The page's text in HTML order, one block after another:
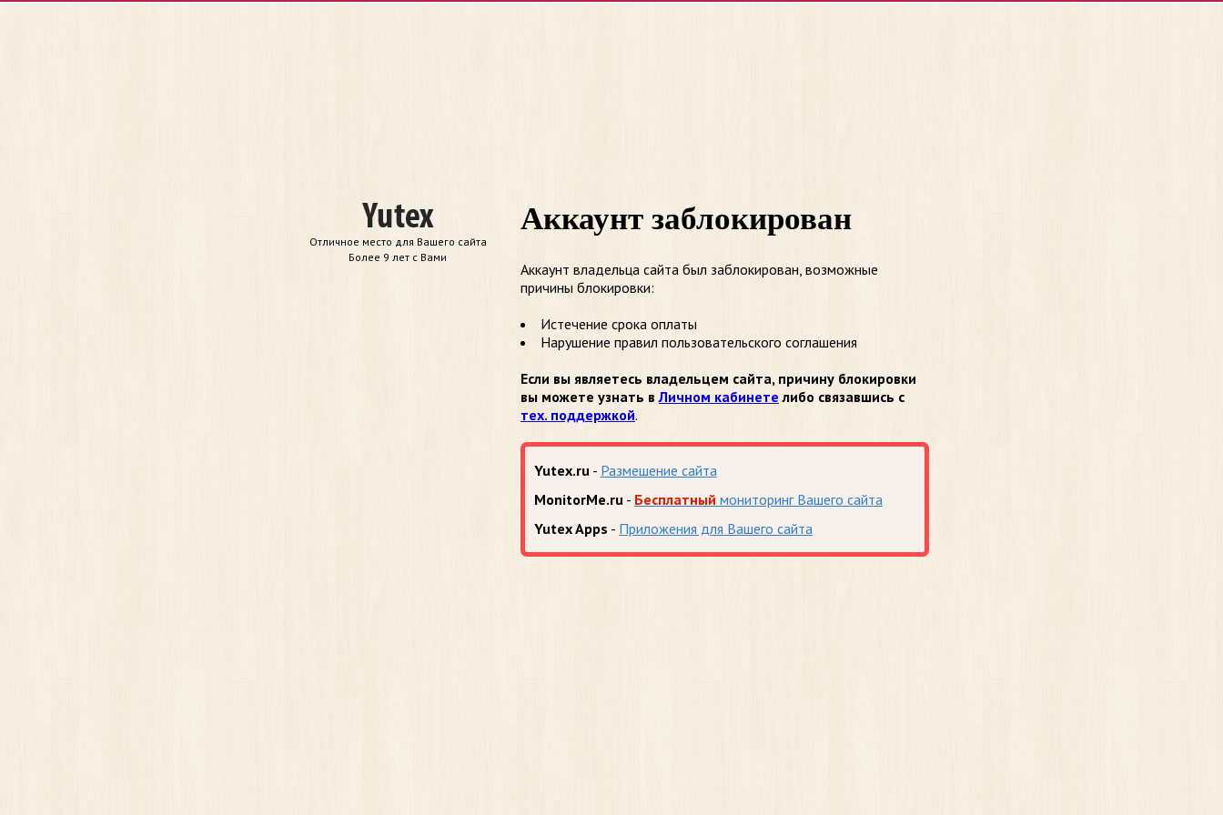
Отличное место для Вашего сайта
Более 9 лет с Вами
Аккаунт заблокирован
Аккаунт владельца сайта был заблокирован, возможные
причины блокировки:
Истечение срока оплаты
Нарушение правил пользовательского соглашения
Если вы являетесь владельцем сайта, причину блокировки
вы можете узнать вЛичном кабинете либо связавшись с
тех. поддержкой.
Yutex.ru - Размешение сайта
MonitorMe.ru - Бесплатный мониторинг Вашего сайта
Yutex Apps - Приложения для Вашего сайта